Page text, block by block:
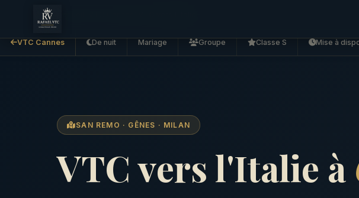
VTC Cannes De nuit Mariage Groupe Classe S Mise à
SAN REMO · GÊNES · MILAN
VTC vers l'Italie à